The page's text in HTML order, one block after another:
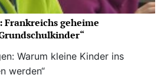
geheime
Warum kleine Kinder ins
werden“